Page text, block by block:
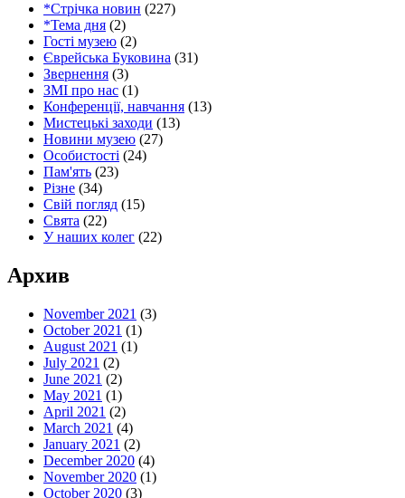
*Стрічка новин (227)
*Тема дня (2)
Гості музею (2)
Єврейська Буковина (31)
Звернення (3)
ЗМІ про нас (1)
Конференції, навчання (13)
Мистецькі заходи (13)
Новини музею (27)
Особистості (24)
Пам'ять (23)
Різне (34)
Свій погляд (15)
Свята (22)
У наших колег (22)
Архив
November 2021 (3)
October 2021 (1)
August 2021 (1)
July 2021 (2)
June 2021 (2)
May 2021 (1)
April 2021 (2)
March 2021 (4)
January 2021 (2)
December 2020 (4)
November 2020 (1)
October 2020 (3)